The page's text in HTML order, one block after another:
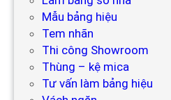
Mẫu bảng hiệu
Tem nhãn
Thi công Showroom
Thùng – kệ mica
Tư vấn làm bảng hiệu